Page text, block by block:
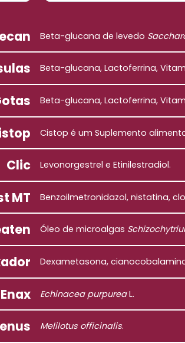
Beta-glucana de levedo
Beta-glucana, Lactoferrina,
Beta-glucana, Lactoferrina,
Cistop é um Suplemento
Clic Levonorgestrel e Etinilestradiol.
MT Benzoilmetronidazol, nistatina,
Óleo de microalgas
Dexametasona,
Enax Echinacea purpureaL.
Melilotus officinalis.